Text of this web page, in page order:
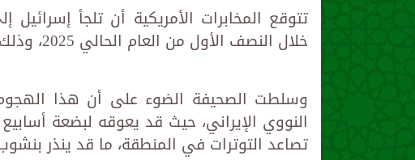
تتوقع المخابرات الأمريكية أن تلجأ
خلال النصف الأول من العام الحالي 2025، وذلك بحسب تقرير نشرته واشنطن بوست الأمريكية.
وسلطت الصحيفة الضوء على أن هذا
النووي الإيراني، حيث قد يعوقه لبضعة
تصاعد التوترات في المنطقة، ما قد ينذر